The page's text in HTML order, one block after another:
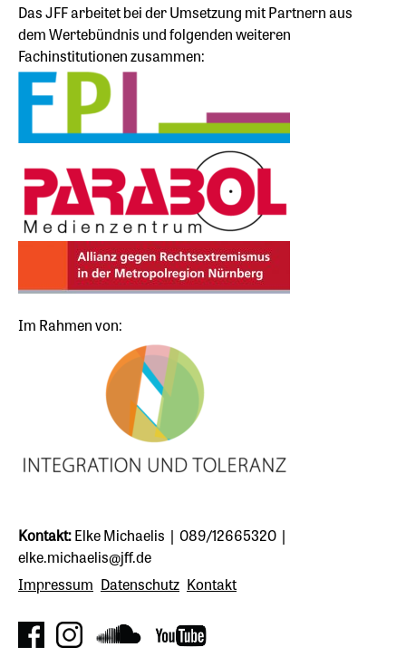
Das JFF arbeitet bei der Umsetzung mit Partnern aus
dem Wertebündnis und folgenden weiteren
Fachinstitutionen zusammen:
Im Rahmen von:
Kontakt:Elke Michaelis | 089/12665320 |
elke.michaelis@jff.de
Impressum Datenschutz Kontakt